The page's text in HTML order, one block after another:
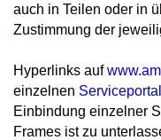
auch in Teilen oder in
Zustimmung der
Hyperlinks auf
einzelnen
Einbindung einzelner
Frames ist zu